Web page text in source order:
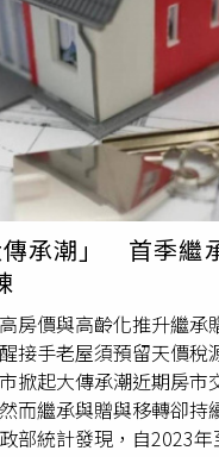
萬元就被認定為高價
高價住宅總價門檻提升
今年市況，他認為，投資
，尤其在股市獲利的會
位只要符合市場，再加
下半年應該會和上半年
有動作。總經理洪嘉昇
的一年，交易量嚴重萎
期下降25%，預售上也
縮7成，主要原因是央
貸成數、高價住宅取消
對穩定，新竹以南大家
太大改，去年GDP有
導到股市，因此推估
就看個案表現，有些區
，因「華固大安學府」
承潮」 首季繼
房價與高齡化推升繼承
接手老屋須預留天價稅
掀起大傳承潮近期房市
而繼承與贈與移轉卻持
部統計發現，自2023年